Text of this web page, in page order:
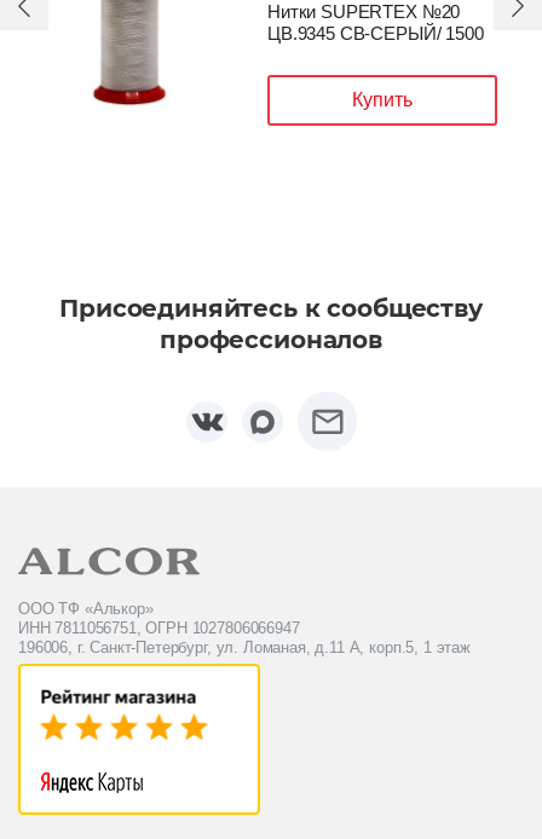
Нитки SUPERTEX №20
ЦВ.9345 CВ-СЕРЫЙ/ 1500
Присоединяйтесь к сообществу
профессионалов
ООО ТФ «Алькор»
ИНН 7811056751, ОГРН 1027806066947
196006, г. Санкт-Петербург, ул. Ломаная, д.11 А, корп.5, 1 этаж